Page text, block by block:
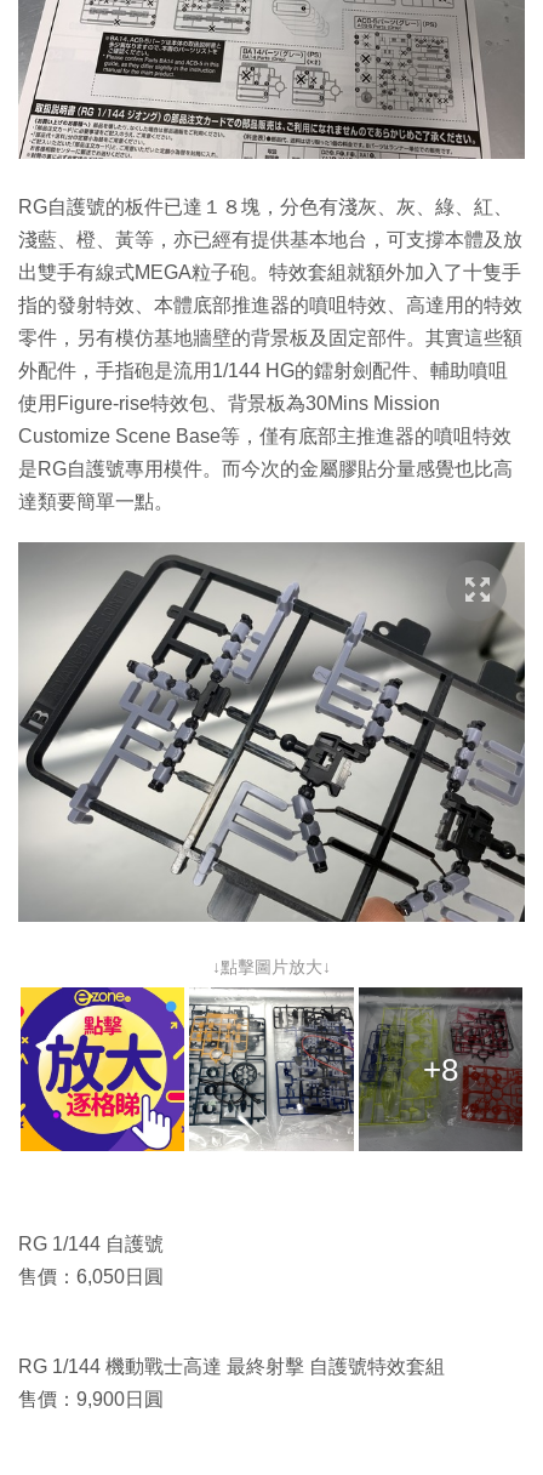
RG自護號的板件已達１８塊，分色有淺灰、灰、綠、紅、
淺藍、橙、黃等，亦已經有提供基本地台，可支撐本體及放
出雙手有線式MEGA粒子砲。特效套組就額外加入了十隻手
指的發射特效、本體底部推進器的噴咀特效、高達用的特效
零件，另有模仿基地牆壁的背景板及固定部件。其實這些額
外配件，手指砲是流用1/144 HG的鐳射劍配件、輔助噴咀
使用Figure-rise特效包、背景板為30Mins Mission
Customize Scene Base等，僅有底部主推進器的噴咀特效
是RG自護號專用模件。而今次的金屬膠貼分量感覺也比高
達類要簡單一點。
↓點擊圖片放大↓
+8
RG 1/144 自護號
售價：6,050日圓
RG 1/144 機動戰士高達 最終射擊 自護號特效套組
售價：9,900日圓